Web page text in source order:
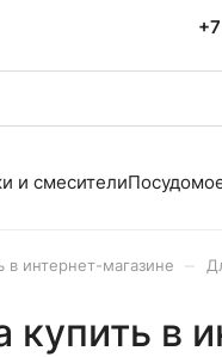
и смесители
в интернет-магазине
в